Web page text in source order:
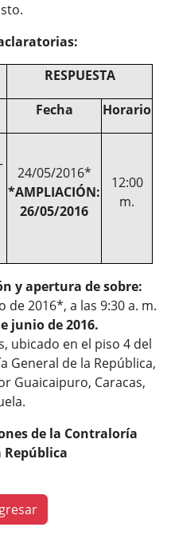
RESPUESTA
Fecha
Horario
24/05/2016*
*AMPLIACIÓN:
26/05/2016
12:00
m.
y apertura de sobre:
de 2016*, a las 9:30 a. m.
junio de 2016.
ubicado en el piso 4 del
General de la República,
Guaicaipuro, Caracas,
de la Contraloría
República